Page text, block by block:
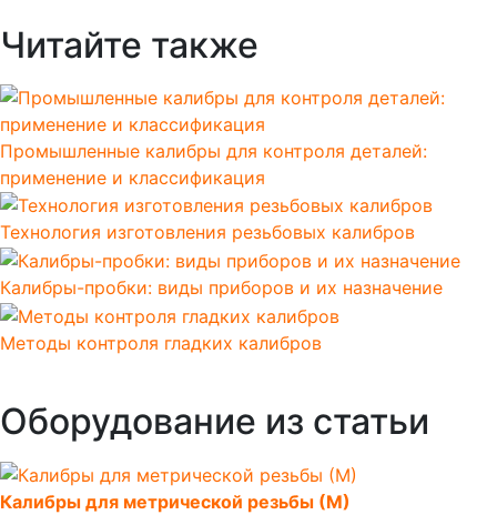
Читайте также
Промышленные калибры для контроля деталей:
применение и классификация
Технология изготовления резьбовых калибров
Калибры-пробки: виды приборов и их назначение
Методы контроля гладких калибров
Оборудование из статьи
Калибры для метрической резьбы (М)